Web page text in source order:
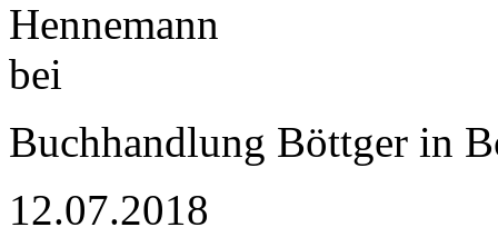
Buchhandlung Böttger in
12.07.2018